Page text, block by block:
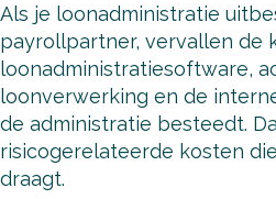
Als je loonadministratie
payrollpartner, vervallen de
loonadministratiesoftware,
loonverwerking en de
de administratie besteedt.
risicogerelateerde kosten
draagt.